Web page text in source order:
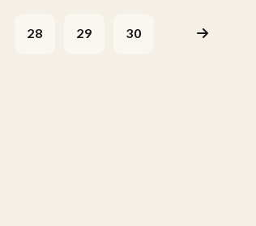
28 29 30